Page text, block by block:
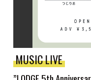
MUSIC LIVE